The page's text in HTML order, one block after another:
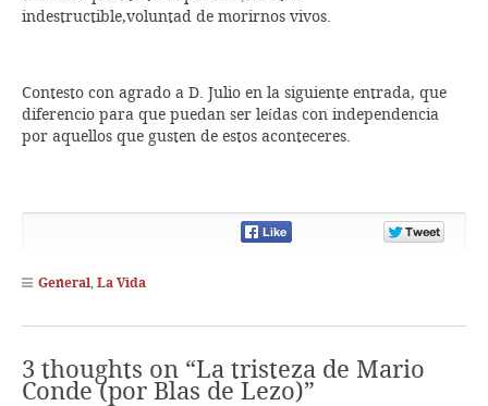
indestructible,voluntad de morirnos vivos.
Contesto con agrado a D. Julio en la siguiente entrada, que
diferencio para que puedan ser leídas con independencia
por aquellos que gusten de estos aconteceres.
General, La Vida
3 thoughts on “La tristeza de Mario
Conde (por Blas de Lezo)”